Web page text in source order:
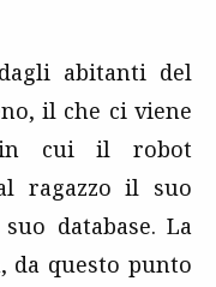
abitanti del
il che ci viene
in cui il robot
ragazzo il suo
database. La
questo punto